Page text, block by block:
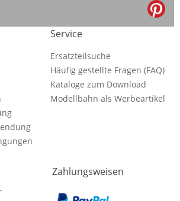
Service
Ersatzteilsuche
Häufig gestellte Fragen (FAQ)
Kataloge zum Download
Modellbahn als Werbeartikel
Zahlungsweisen